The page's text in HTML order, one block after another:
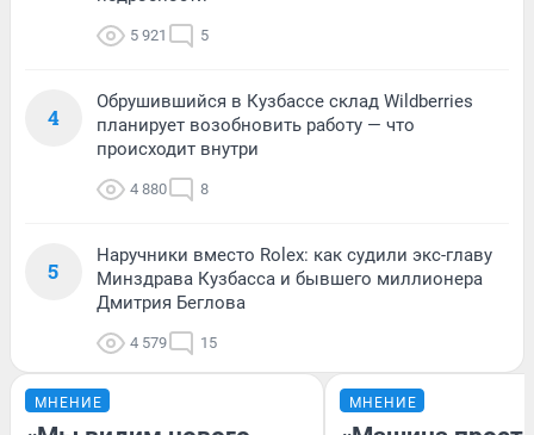
5 921 5
4
Обрушившийся в Кузбассе склад Wildberries
планирует возобновить работу — что
происходит внутри
4 880 8
5
Наручники вместо Rolex: как судили экс-главу
Минздрава Кузбасса и бывшего миллионера
Дмитрия Беглова
4 579 15
МНЕНИЕ МНЕНИЕ